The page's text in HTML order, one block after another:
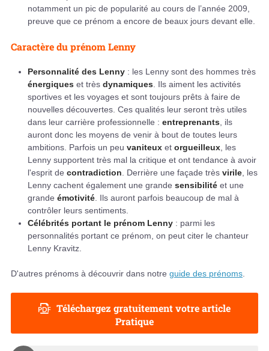
notamment un pic de popularité au cours de l’année 2009,
preuve que ce prénom a encore de beaux jours devant elle.
Caractère du prénom Lenny
Personnalité des Lenny : les Lenny sont des hommes très
énergiques et très dynamiques . Ils aiment les activités
sportives et les voyages et sont toujours prêts à faire de
nouvelles découvertes. Ces qualités leur seront très utiles
dans leur carrière professionnelle : entreprenants , ils
auront donc les moyens de venir à bout de toutes leurs
ambitions. Parfois un peu vaniteux et orgueilleux , les
Lenny supportent très mal la critique et ont tendance à avoir
l'esprit de contradiction . Derrière une façade très virile , les
Lenny cachent également une grande sensibilité et une
grande émotivité . Ils auront parfois beaucoup de mal à
contrôler leurs sentiments.
Célébrités portant le prénom Lenny : parmi les
personnalités portant ce prénom, on peut citer le chanteur
Lenny Kravitz.
D'autres prénoms à découvrir dans notre guide des prénoms
Téléchargez gratuitement votre article
Pratique